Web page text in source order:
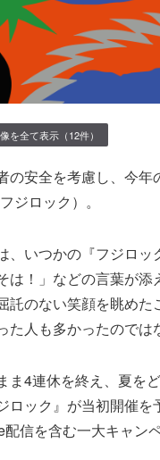
を全て表示（12件）
安全を考慮し、今
ジロック）。
いつかの『フジロ
！」などの言葉が添
のない笑顔を眺めた
人も多かったのでは
4連休を終え、夏を
ック』が当初開催
信を含む一大キャン